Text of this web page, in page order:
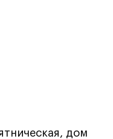
дизайн
дом